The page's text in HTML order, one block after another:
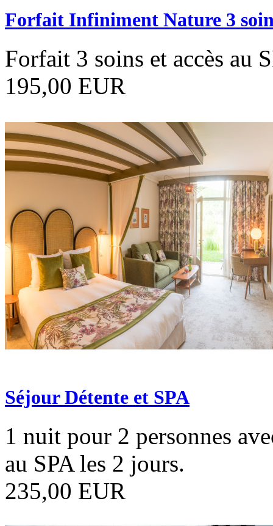
Forfait Infiniment Nature 3
Forfait 3 soins et accès au
195,00 EUR
Séjour Détente et SPA
1 nuit pour 2 personnes
au SPA les 2 jours.
235,00 EUR